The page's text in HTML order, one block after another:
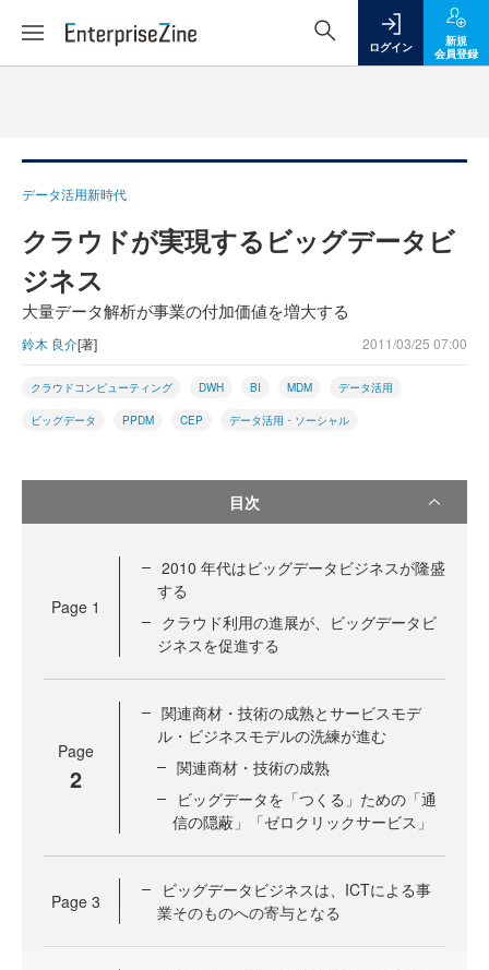
ログイン
新規
会員登録
データ活用新時代
クラウドが実現するビッグデータビ
ジネス
大量データ解析が事業の付加価値を増大する
鈴木 良介[著] 2011/03/25 07:00
クラウドコンピューティング DWH BI MDM データ活用
ビッグデータ PPDM CEP データ活用・ソーシャル
目次
Page 1
2010 年代はビッグデータビジネスが隆盛
する
クラウド利用の進展が、ビッグデータビ
ジネスを促進する
Page
2
関連商材・技術の成熟とサービスモデ
ル・ビジネスモデルの洗練が進む
関連商材・技術の成熟
ビッグデータを「つくる」ための「通
信の隠蔽」「ゼロクリックサービス」
Page 3
ビッグデータビジネスは、ICTによる事
業そのものへの寄与となる